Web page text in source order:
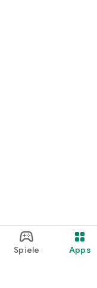
Spiele Apps